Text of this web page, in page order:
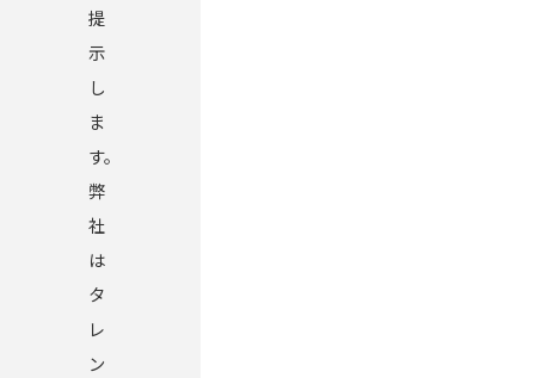
提
示
し
ま
す。
弊
社
は
タ
レ
ン